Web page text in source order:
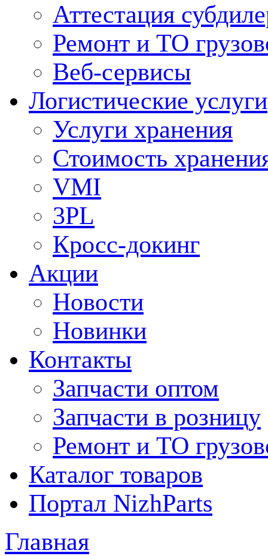
Аттестация
Ремонт и ТО
Веб-сервисы
Логистические услуги
Услуги хранения
Стоимость
VMI
3PL
Кросс-докинг
Акции
Новости
Новинки
Контакты
Запчасти оптом
Запчасти в розницу
Ремонт и ТО
Каталог товаров
Портал NizhParts
Главная